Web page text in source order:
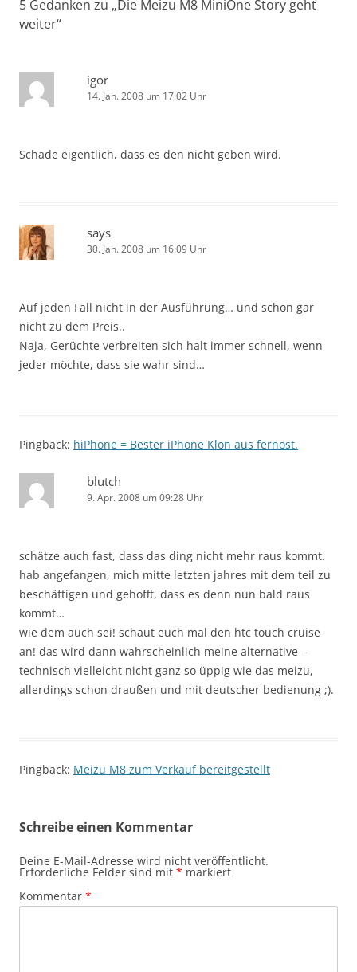
5 Gedanken zu „Die Meizu M8 MiniOne Story geht
weiter“
igor
14. Jan. 2008 um 17:02 Uhr
Schade eigentlich, dass es den nicht geben wird.
says
30. Jan. 2008 um 16:09 Uhr
Auf jeden Fall nicht in der Ausführung… und schon gar
nicht zu dem Preis..
Naja, Gerüchte verbreiten sich halt immer schnell, wenn
jeder möchte, dass sie wahr sind…
Pingback: hiPhone = Bester iPhone Klon aus fernost.
blutch
9. Apr. 2008 um 09:28 Uhr
schätze auch fast, dass das ding nicht mehr raus kommt.
hab angefangen, mich mitte letzten jahres mit dem teil zu
beschäftigen und gehofft, dass es denn nun bald raus
kommt…
wie dem auch sei! schaut euch mal den htc touch cruise
an! das wird dann wahrscheinlich meine alternative –
technisch vielleicht nicht ganz so üppig wie das meizu,
allerdings schon draußen und mit deutscher bedienung ;).
Pingback: Meizu M8 zum Verkauf bereitgestellt
Schreibe einen Kommentar
Deine E-Mail-Adresse wird nicht veröffentlicht.
Erforderliche Felder sind mit * markiert
Kommentar *